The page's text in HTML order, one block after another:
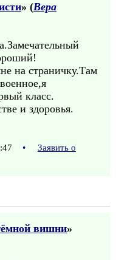
» (Вера
на страничку.Там
класс.
и здоровья.
•
Заявить о
вишни»